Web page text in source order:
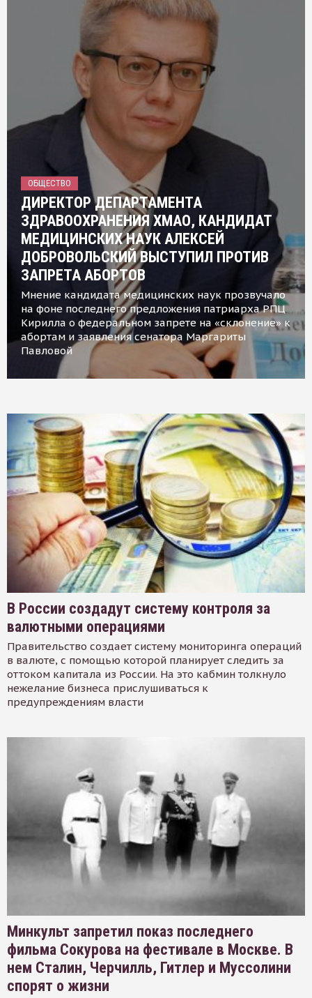
ОБЩЕСТВО
ДИРЕКТОР ДЕПАРТАМЕНТА
ЗДРАВООХРАНЕНИЯ ХМАО, КАНДИДАТ
МЕДИЦИНСКИХ НАУК АЛЕКСЕЙ
ДОБРОВОЛЬСКИЙ ВЫСТУПИЛ ПРОТИВ
ЗАПРЕТА АБОРТОВ
Мнение кандидата медицинских наук прозвучало
на фоне последнего предложения патриарха РПЦ
Кирилла о федеральном запрете на «склонение» к
абортам и заявления сенатора Маргариты
Павловой
В России создадут систему контроля за
валютными операциями
Правительство создает систему мониторинга операций
в валюте, с помощью которой планирует следить за
оттоком капитала из России. На это кабмин толкнуло
нежелание бизнеса прислушиваться к
предупреждениям власти
Минкульт запретил показ последнего
фильма Сокурова на фестивале в Москве. В
нем Сталин, Черчилль, Гитлер и Муссолини
спорят о жизни